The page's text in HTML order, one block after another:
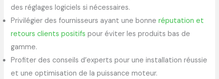
des réglages logiciels si nécessaires.
Privilégier des fournisseurs ayant une bonneréputation et
retours clients positifs pour éviter les produits bas de
gamme.
Profiter des conseils d’experts pour une installation réussie
et une optimisation de la puissance moteur.